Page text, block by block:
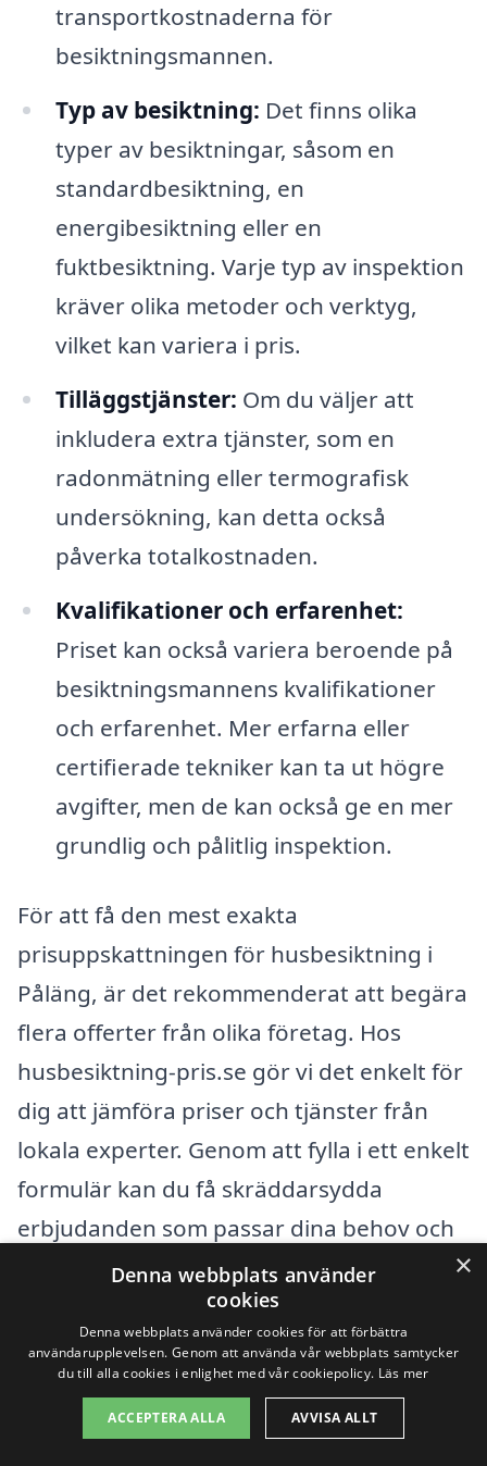
transportkostnaderna för
besiktningsmannen.
Typ av besiktning: Det finns olika
typer av besiktningar, såsom en
standardbesiktning, en
energibesiktning eller en
fuktbesiktning. Varje typ av inspektion
kräver olika metoder och verktyg,
vilket kan variera i pris.
Tilläggstjänster: Om du väljer att
inkludera extra tjänster, som en
radonmätning eller termografisk
undersökning, kan detta också
påverka totalkostnaden.
Kvalifikationer och erfarenhet:
Priset kan också variera beroende på
besiktningsmannens kvalifikationer
och erfarenhet. Mer erfarna eller
certifierade tekniker kan ta ut högre
avgifter, men de kan också ge en mer
grundlig och pålitlig inspektion.
För att få den mest exakta
prisuppskattningen för husbesiktning i
Påläng, är det rekommenderat att begära
flera offerter från olika företag. Hos
husbesiktning-pris.se gör vi det enkelt för
dig att jämföra priser och tjänster från
lokala experter. Genom att fylla i ett enkelt
formulär kan du få skräddarsydda
erbjudanden som passar dina behov och
din budget. Med rätt information kan du
fatta ett informerat beslut om vilken
besiktningsman som är bäst för just din
situation.
×
Denna webbplats använder
cookies
Denna webbplats använder cookies för att förbättra
användarupplevelsen. Genom att använda vår webbplats samtycker
du till alla cookies i enlighet med vår cookiepolicy. Läs mer
ACCEPTERA ALLA AVVISA ALLT